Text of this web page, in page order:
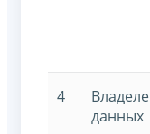
4
данных